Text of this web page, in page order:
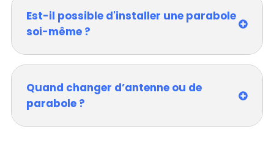
Est-il possible d'installer une parabole
soi-même ?
Quand changer d’antenne ou de
parabole ?